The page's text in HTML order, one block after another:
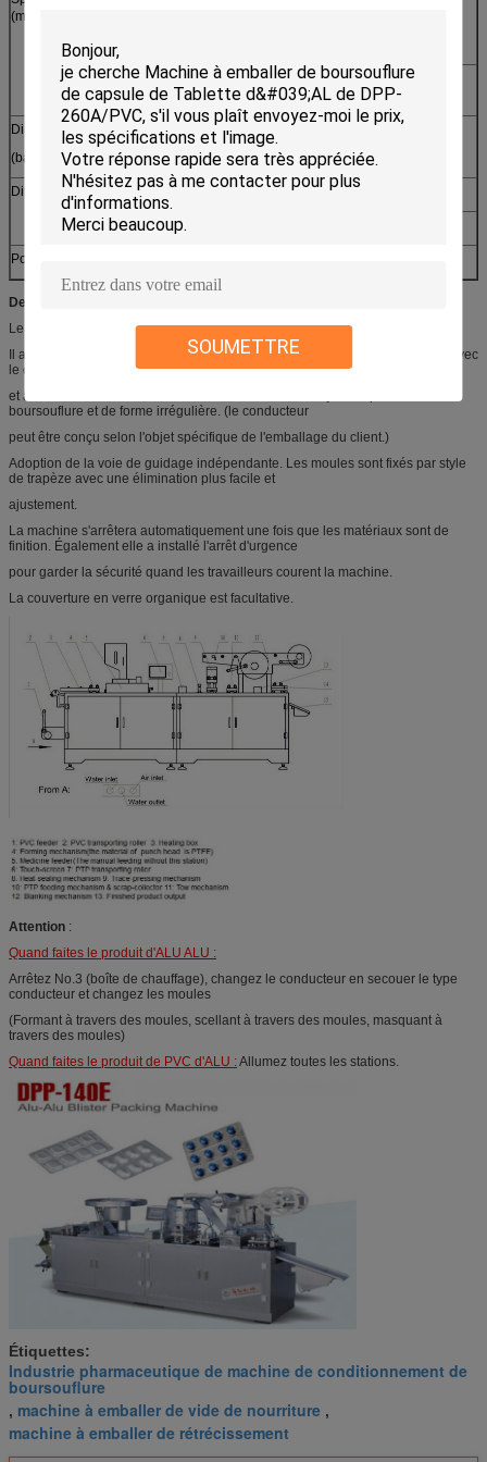
SOUMETTRE
(millimètres)
Papier d'aluminium : 150* (0.02-0.15) *
(Φ400)
Dimension hors-tout (L*W*H)
(base y compris)
2400*650*1450
Dimension de chaque partie 1350*650*1250 (avant)
Poids
Description
Le moteur principal adopte le système de commande de vitesse d'inverseur.
Il adopte le système de alimentation nouvellement conçu de double trémie avec
le contrôle optique de haute précision pour automatique
et alimentation de rendement élevé. Il convient aux objets de plat différent de
boursouflure et de forme irrégulière. (le conducteur
peut être conçu selon l'objet spécifique de l'emballage du client.)
Adoption de la voie de guidage indépendante. Les moules sont fixés par style
de trapèze avec une élimination plus facile et
ajustement.
La machine s'arrêtera automatiquement une fois que les matériaux sont de
finition. Également elle a installé l'arrêt d'urgence
pour garder la sécurité quand les travailleurs courent la machine.
La couverture en verre organique est facultative.
Attention :
Quand faites le produit d'ALU ALU :
Arrêtez No.3 (boîte de chauffage), changez le conducteur en secouer le type
conducteur et changez les moules
(Formant à travers des moules, scellant à travers des moules, masquant à
travers des moules)
Quand faites le produit de PVC d'ALU :Allumez toutes les stations.
Étiquettes:
Industrie pharmaceutique de machine de conditionnement de
boursouflure
, machine à emballer de vide de nourriture ,
machine à emballer de rétrécissement